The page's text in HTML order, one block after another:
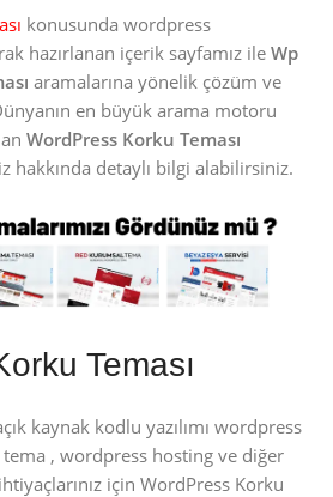
konusunda wordpress
hazırlanan içerik sayfamız ile Wp
aramalarına yönelik çözüm ve
en büyük arama motoru
WordPress Korku Teması
hakkında detaylı bilgi alabilirsiniz.
Teması
kaynak kodlu yazılımı wordpress
, wordpress hosting ve diğer
için WordPress Korku